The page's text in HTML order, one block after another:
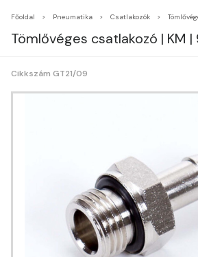
Főoldal Pneumatika Csatlakozók
Tömlővéges csatlakozó | KM |
Cikkszám GT21/09